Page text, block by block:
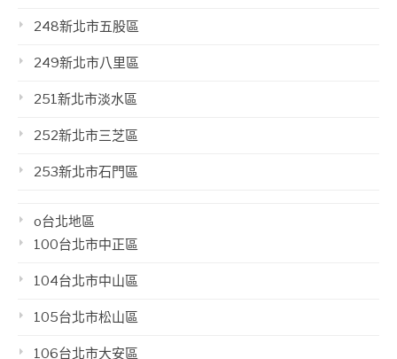
248新北市五股區
249新北市八里區
251新北市淡水區
252新北市三芝區
253新北市石門區
o台北地區
100台北市中正區
104台北市中山區
105台北市松山區
106台北市大安區